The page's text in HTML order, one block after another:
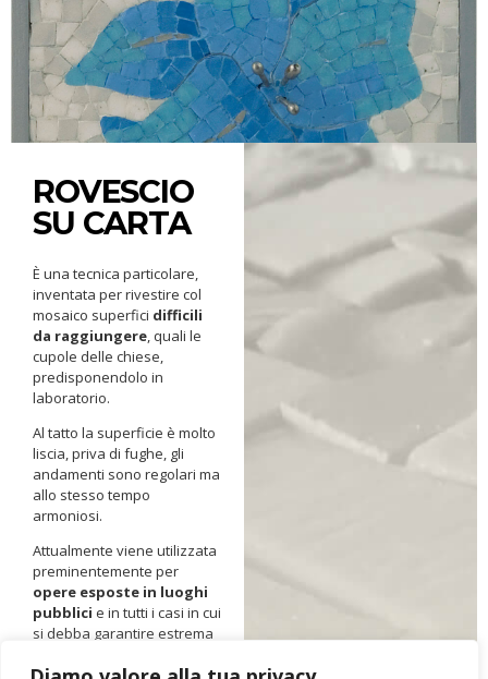
ROVESCIO
SU CARTA
È una tecnica particolare,
inventata per rivestire col
mosaico superfici difficili
da raggiungere, quali le
cupole delle chiese,
predisponendolo in
laboratorio.
Al tatto la superficie è molto
liscia, priva di fughe, gli
andamenti sono regolari ma
allo stesso tempo
armoniosi.
Attualmente viene utilizzata
preminentemente per
opere esposte in luoghi
pubblici e in tutti i casi in cui
si debba garantire estrema
tagliarsi o graffiarsi,